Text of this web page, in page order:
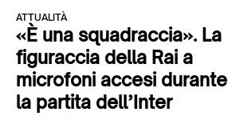
ATTUALITÀ
«È una squadraccia». La
figuraccia della Rai a
microfoni accesi durante
la partita dell’Inter